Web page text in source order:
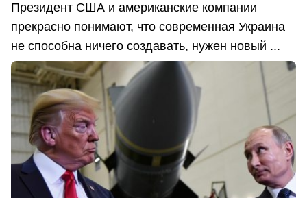
Президент США и американские компании
прекрасно понимают, что современная Украина
не способна ничего создавать, нужен новый ...